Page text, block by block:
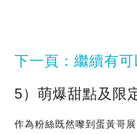
下一頁：繼續有可
5）萌爆甜點及限
作為粉絲既然嚟到蛋黃哥